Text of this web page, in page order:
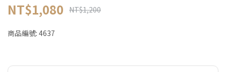
NT$1,080 NT$1,200
商品編號: 4637